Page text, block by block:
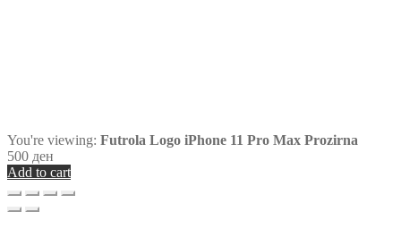
You're viewing: Futrola Logo iPhone 11 Pro Max Prozirna
500 ден
Add to cart